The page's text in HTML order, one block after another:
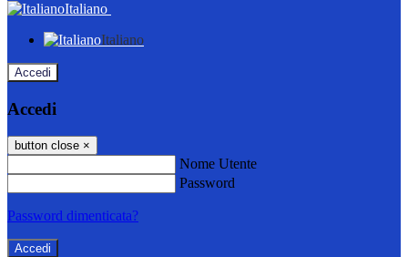
Italiano
Italiano
Accedi
Accedi
button close ×
Nome Utente
Password
Password dimenticata?